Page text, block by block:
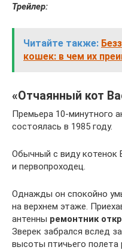
Трейлер:
Читайте также:
кошек: в чем их
«Отчаянный кот
Премьера 10-минутного
состоялась в 1985 году.
Обычный с виду котенок
и первопроходец.
Однажды он спокойно
на верхнем этаже.
антенны ремонтник
Зверек забрался вслед
высоты птичьего полета